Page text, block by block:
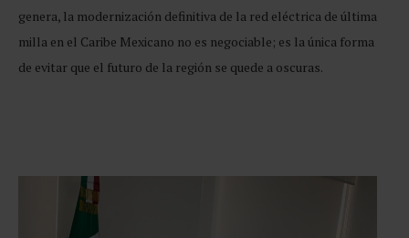
genera, la modernización definitiva de la red eléctrica de última
milla en el Caribe Mexicano no es negociable; es la única forma
de evitar que el futuro de la región se quede a oscuras.